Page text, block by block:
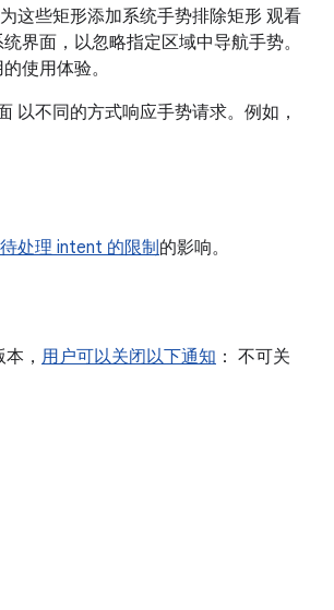
这些矩形添加系统手势排除矩形 观看
界面，以忽略指定区域中导航手势。
使用体验。
以不同的方式响应手势请求。例如，
处理 intent 的限制的影响。
， 用户可以关闭以下通知 ： 不可关